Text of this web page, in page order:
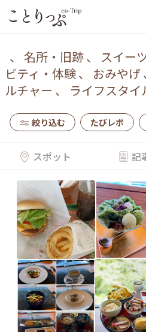
、 名所・旧跡、 スイー
ビティ・体験、 おみやげ
ルチャー 、 ライフスタイ
絞り込む たびレポ
スポット 記